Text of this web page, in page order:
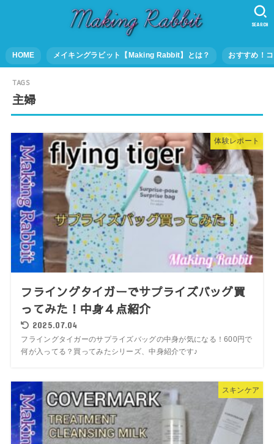
HOME メイキングラビット【Making Rabbit】とは？ おすすめ！
SEARCH
主婦
体験レポート
フライングタイガーでサプライズバッグ買
ってみた！中身４点紹介
2025.07.04
フライングタイガーのサプライズバッグの中身が気になる！600円で
何が入ってる？買ってみたシリーズ、中身紹介です♪
スキンケア